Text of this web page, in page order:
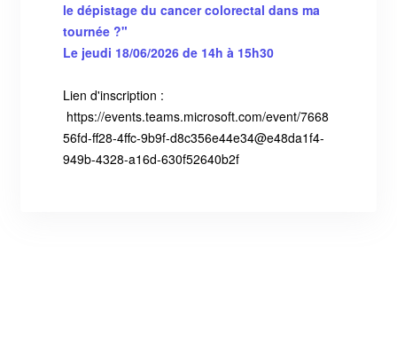
le dépistage du cancer colorectal dans ma
tournée ?"
Le jeudi 18/06/2026 de 14h à 15h30
Lien d'inscription :
https://events.teams.microsoft.com/event/7668
56fd-ff28-4ffc-9b9f-d8c356e44e34@e48da1f4-
949b-4328-a16d-630f52640b2f